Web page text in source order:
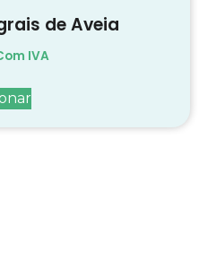
de Aveia
IVA